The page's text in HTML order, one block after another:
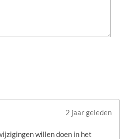
2 jaar geleden
willen doen in het